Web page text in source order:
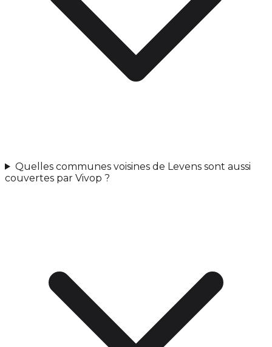
Quelles communes voisines de Levens sont aussi
couvertes par Vivop ?